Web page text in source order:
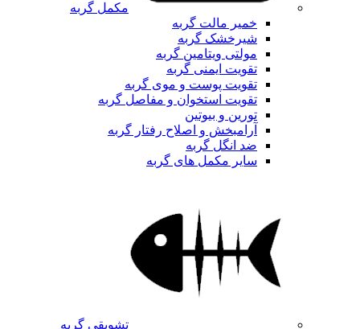
مکمل گربه
خمیر مالت گربه
شیرخشک گربه
مولتی ویتامین گربه
تقویت ایمنی گربه
تقویت پوست و موی گربه
تقویت استخوان و مفاصل گربه
تورین و بیوتین
آرامبخش و اصلاح رفتار گربه
ضد انگل گربه
سایر مکمل های گربه
تشویقی گربه